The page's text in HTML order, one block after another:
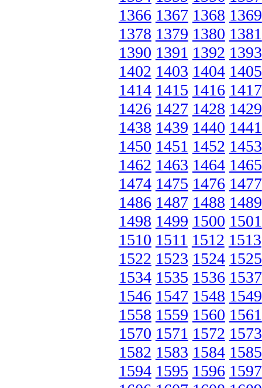
1366 1367 1368 1369
1378 1379 1380 1381
1390 1391 1392 1393
1402 1403 1404 1405
1414 1415 1416 1417
1426 1427 1428 1429
1438 1439 1440 1441
1450 1451 1452 1453
1462 1463 1464 1465
1474 1475 1476 1477
1486 1487 1488 1489
1498 1499 1500 1501
1510 1511 1512 1513
1522 1523 1524 1525
1534 1535 1536 1537
1546 1547 1548 1549
1558 1559 1560 1561
1570 1571 1572 1573
1582 1583 1584 1585
1594 1595 1596 1597